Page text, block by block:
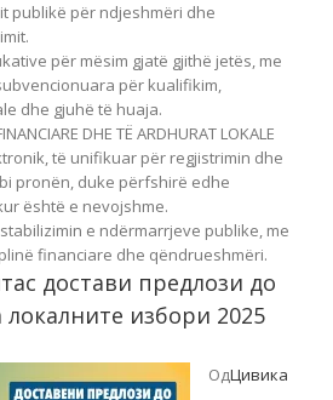
publikë për ndjeshmëri dhe
për mësim gjatë gjithë jetës, me
për kualifikim,
dhe gjuhë të huaja.
DHE TË ARDHURAT LOKALE
të unifikuar për regjistrimin dhe
pronën, duke përfshirë edhe
është e nevojshme.
e ndërmarrjeve publike, me
financiare dhe qëndrueshmëri.
достави предлози до
избори 2025
ОдЦивика